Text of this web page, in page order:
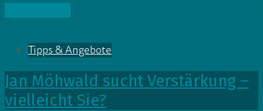
Tipps & Angebote
Jan Möhwald sucht Verstärkung –
vielleicht Sie?